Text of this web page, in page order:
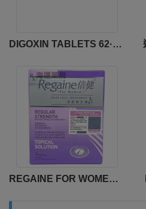
DIGOXIN TABLETS 62·5MCG
REGAINE FOR WOMEN TOPICAL SOLUTION 2%